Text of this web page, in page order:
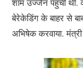
शाम उज्जैन पहुंची थीं.
बेरेकेडिंग के बाहर से
अभिषेक करवाया.